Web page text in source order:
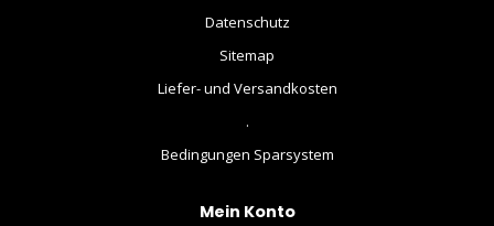
Datenschutz
Sitemap
Liefer- und Versandkosten
.
Bedingungen Sparsystem
Mein Konto